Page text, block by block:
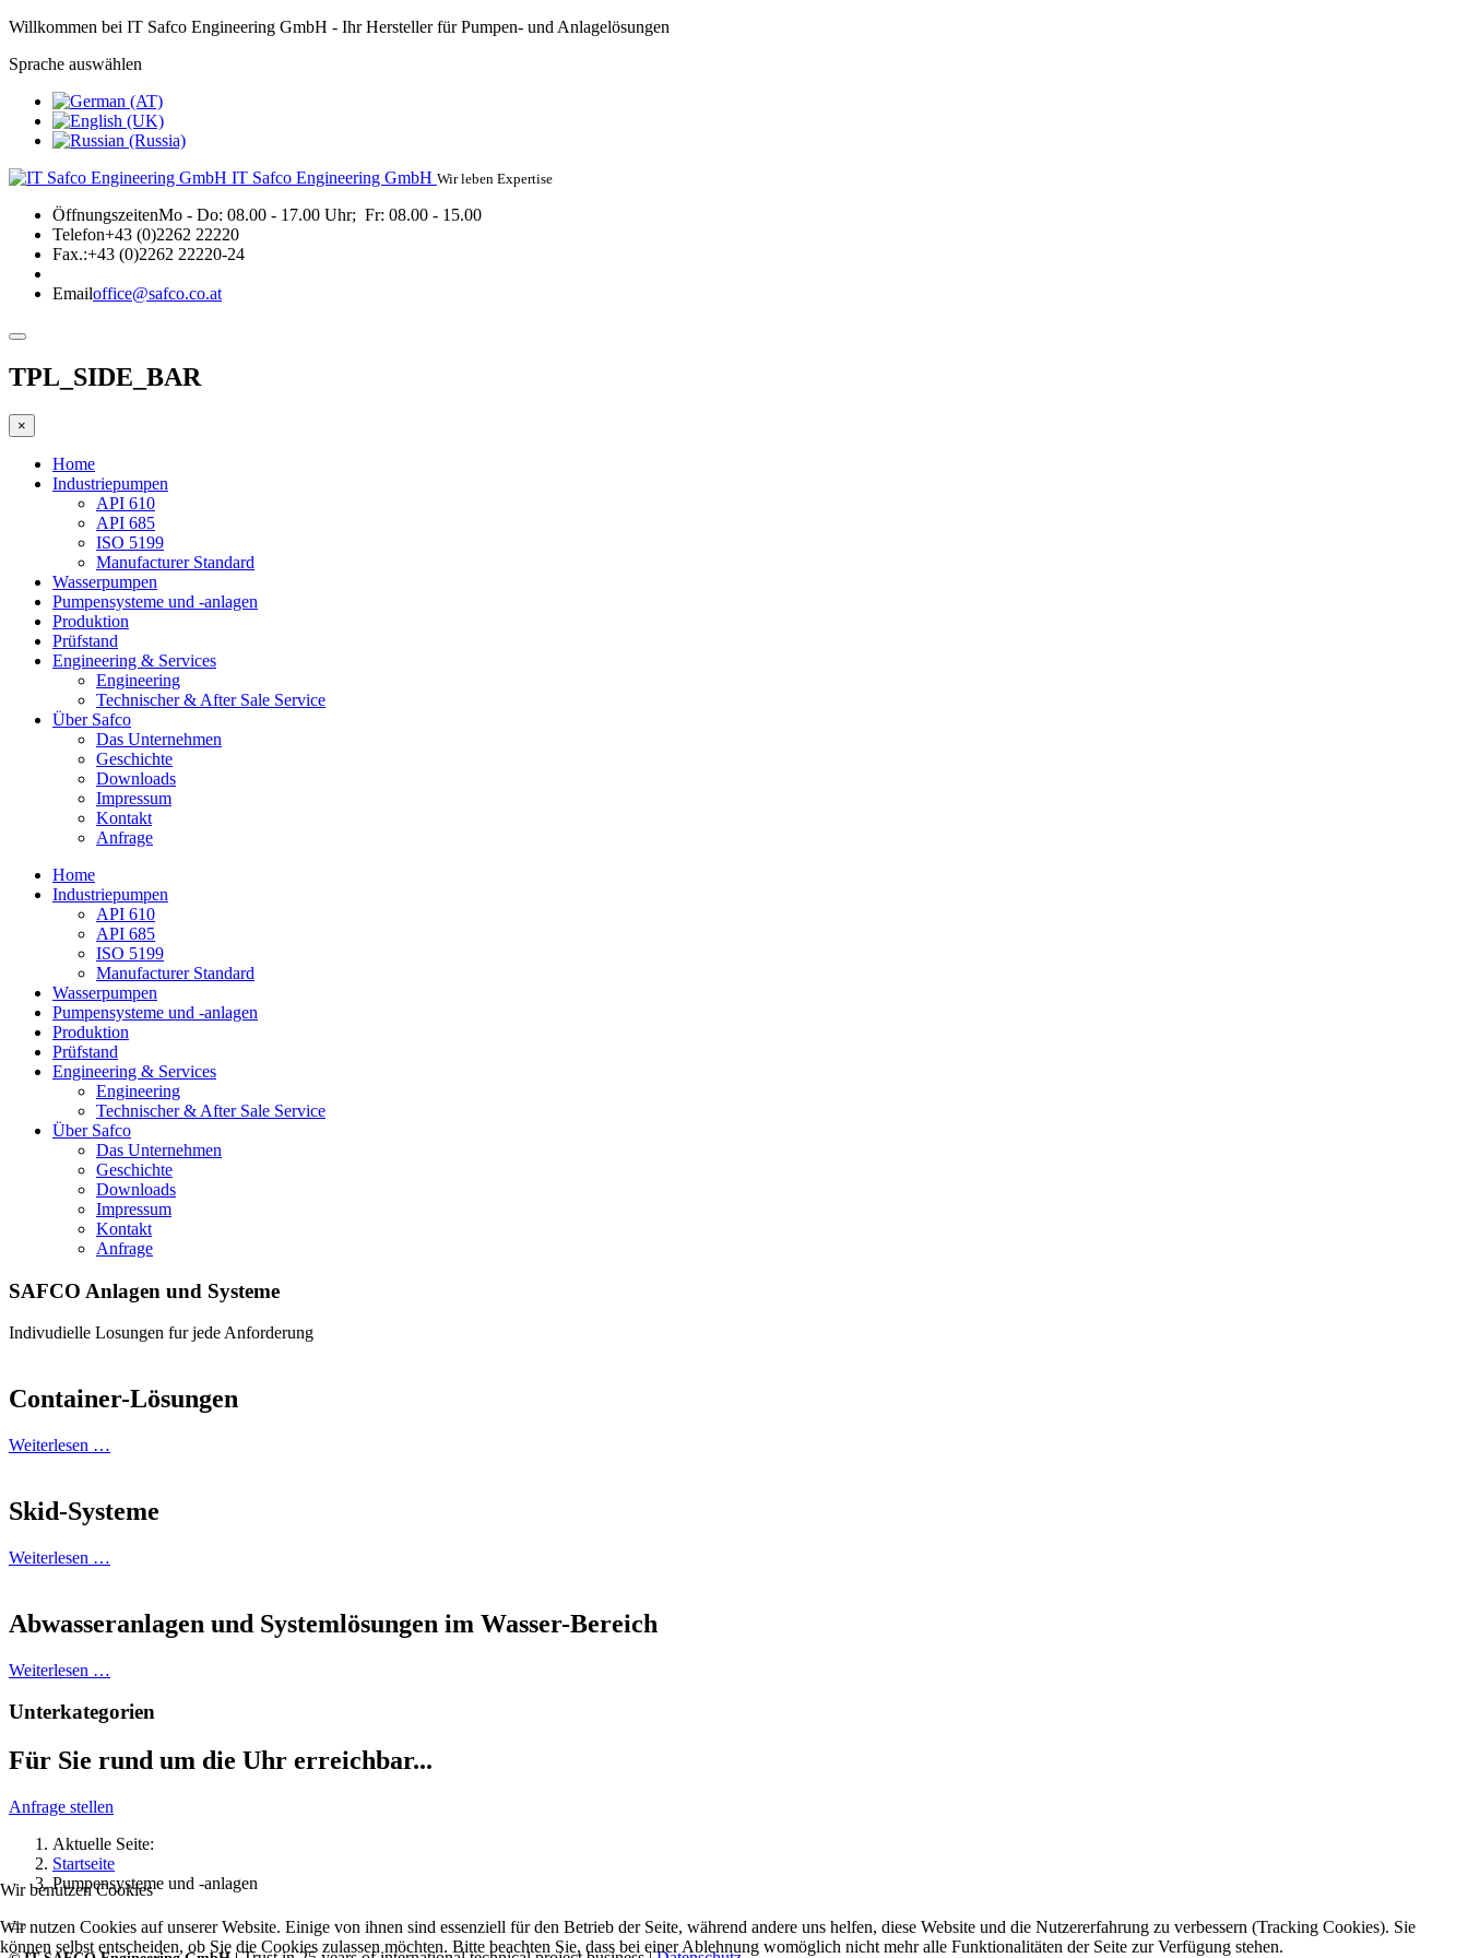
Willkommen bei IT Safco Engineering GmbH - Ihr Hersteller für Pumpen- und Anlagelösungen
Sprache auswählen
IT Safco Engineering GmbH Wir leben Expertise
ÖffnungszeitenMo - Do: 08.00 - 17.00 Uhr; Fr: 08.00 - 15.00
Telefon+43 (0)2262 22220
Fax.:+43 (0)2262 22220-24
Emailoffice@safco.co.at
TPL_SIDE_BAR
×
Home
Industriepumpen
API 610
API 685
ISO 5199
Manufacturer Standard
Wasserpumpen
Pumpensysteme und -anlagen
Produktion
Prüfstand
Engineering & Services
Engineering
Technischer & After Sale Service
Über Safco
Das Unternehmen
Geschichte
Downloads
Impressum
Kontakt
Anfrage
Home
Industriepumpen
API 610
API 685
ISO 5199
Manufacturer Standard
Wasserpumpen
Pumpensysteme und -anlagen
Produktion
Prüfstand
Engineering & Services
Engineering
Technischer & After Sale Service
Über Safco
Das Unternehmen
Geschichte
Downloads
Impressum
Kontakt
Anfrage
SAFCO Anlagen und Systeme
Indivudielle Losungen fur jede Anforderung
Container-Lösungen
Weiterlesen …
Skid-Systeme
Weiterlesen …
Abwasseranlagen und Systemlösungen im Wasser-Bereich
Weiterlesen …
Unterkategorien
Für Sie rund um die Uhr erreichbar...
Anfrage stellen
Aktuelle Seite:
Startseite
Pumpensysteme und -anlagen
Wir benutzen Cookies
Wir nutzen Cookies auf unserer Website. Einige von ihnen sind essenziell für den Betrieb der Seite, während andere uns helfen, diese Website und die Nutzererfahrung zu verbessern (Tracking Cookies). Sie
können selbst entscheiden, ob Sie die Cookies zulassen möchten. Bitte beachten Sie, dass bei einer Ablehnung womöglich nicht mehr alle Funktionalitäten der Seite zur Verfügung stehen.